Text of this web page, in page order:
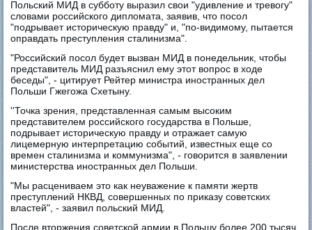
Польский МИД в субботу выразил свои "удивление и тревогу"
словами российского дипломата, заявив, что посол
"подрывает историческую правду" и, "по-видимому, пытается
оправдать преступления сталинизма".
"Российский посол будет вызван МИД в понедельник, чтобы
представитель МИД разъяснил ему этот вопрос в ходе
беседы", - цитирует Рейтер министра иностранных дел
Польши Гжегожа Схетыну.
''Точка зрения, представленная самым высоким
представителем российского государства в Польше,
подрывает историческую правду и отражает самую
лицемерную интерпретацию событий, известных еще со
времен сталинизма и коммунизма", - говорится в заявлении
министерства иностранных дел Польши.
"Мы расцениваем это как неуважение к памяти жертв
преступлений НКВД, совершенных по приказу советских
властей", - заявил польский МИД.
После вторжения советской армии в Польшу более 200 тысяч